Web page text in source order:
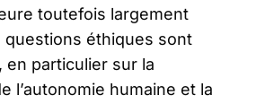
toutefois largement
questions éthiques sont
en particulier sur la
l’autonomie humaine et la